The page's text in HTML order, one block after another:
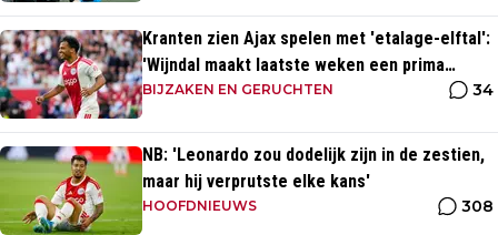
Kranten zien Ajax spelen met 'etalage-elftal':
'Wijndal maakt laatste weken een prima
indruk'
BIJZAKEN EN GERUCHTEN 34
NB: 'Leonardo zou dodelijk zijn in de zestien,
maar hij verprutste elke kans'
HOOFDNIEUWS 308